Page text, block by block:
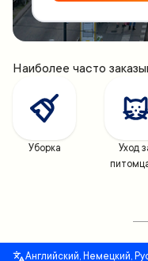
Наиболее часто
Уборка
Уход
Английский, Немецкий,